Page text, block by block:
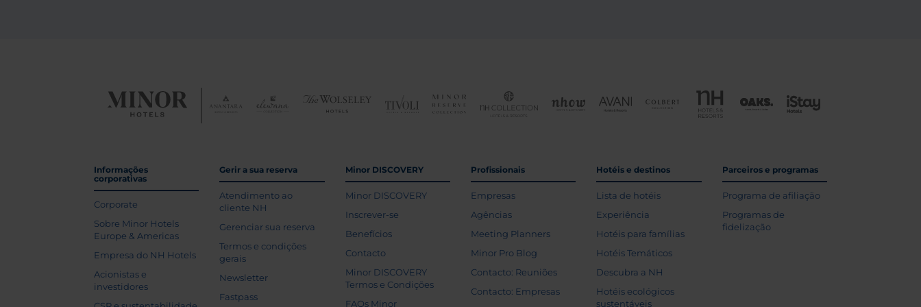
Informações
corporativas
Corporate
Sobre Minor Hotels
Europe & Americas
Empresa do NH Hotels
Acionistas e
investidores
Gerir a sua reserva
Atendimento ao
cliente NH
Gerenciar sua reserva
Termos e condições
gerais
Newsletter
Fastpass
Minor DISCOVERY
Minor DISCOVERY
Inscrever-se
Benefícios
Contacto
Minor DISCOVERY
Termos e Condições
FAQs Minor
Profissionais
Empresas
Agências
Meeting Planners
Minor Pro Blog
Contacto: Reuniões
Contacto: Empresas
Hotéis e destinos
Lista de hotéis
Experiência
Hotéis para famílias
Hotéis Temáticos
Descubra a NH
Hotéis ecológicos
sustentáveis
Parceiros e programas
Programa de afiliação
Programas de
fidelização